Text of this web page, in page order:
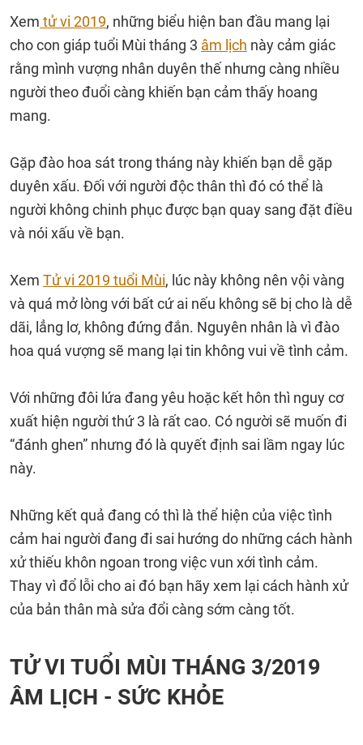
Xem tử vi 2019, những biểu hiện ban đầu mang lại
cho con giáp tuổi Mùi tháng 3 âm lịch này cảm giác
rằng mình vượng nhân duyên thế nhưng càng nhiều
người theo đuổi càng khiến bạn cảm thấy hoang
mang.
Gặp đào hoa sát trong tháng này khiến bạn dễ gặp
duyên xấu. Đối với người độc thân thì đó có thể là
người không chinh phục được bạn quay sang đặt điều
và nói xấu về bạn.
Xem Tử vi 2019 tuổi Mùi, lúc này không nên vội vàng
và quá mở lòng với bất cứ ai nếu không sẽ bị cho là dễ
dãi, lẳng lơ, không đứng đắn. Nguyên nhân là vì đào
hoa quá vượng sẽ mang lại tin không vui về tình cảm.
Với những đôi lứa đang yêu hoặc kết hôn thì nguy cơ
xuất hiện người thứ 3 là rất cao. Có người sẽ muốn đi
“đánh ghen” nhưng đó là quyết định sai lầm ngay lúc
này.
Những kết quả đang có thì là thể hiện của việc tình
cảm hai người đang đi sai hướng do những cách hành
xử thiếu khôn ngoan trong việc vun xới tình cảm.
Thay vì đổ lỗi cho ai đó bạn hãy xem lại cách hành xử
của bản thân mà sửa đổi càng sớm càng tốt.
TỬ VI TUỔI MÙI THÁNG 3/2019
ÂM LỊCH - SỨC KHỎE